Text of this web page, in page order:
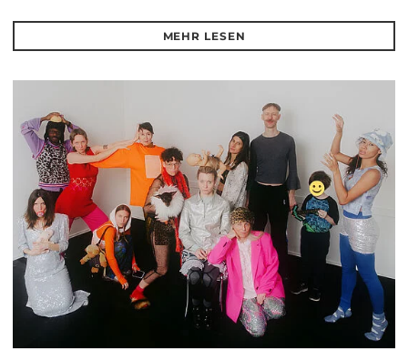
MEHR LESEN